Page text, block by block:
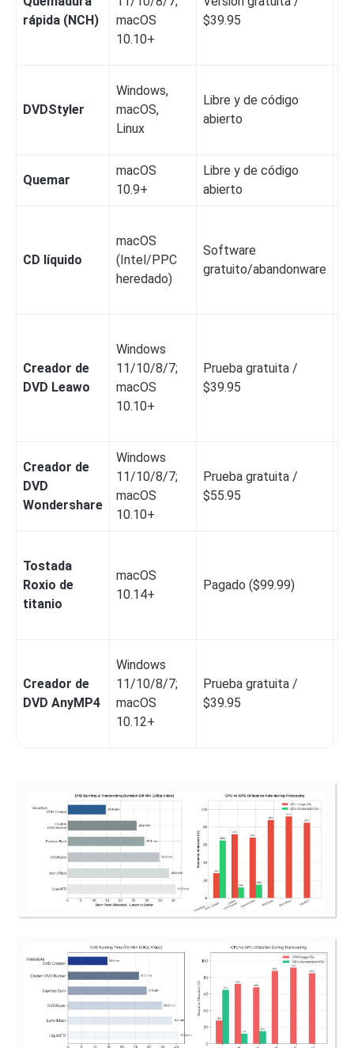
rápida (NCH)
macOS
10.10+
$39.95
DVDStyler
Windows,
macOS,
Linux
Libre y de código
abierto
Quemar
macOS
10.9+
Libre y de código
abierto
CD líquido
macOS
(Intel/PPC
heredado)
Software
gratuito/abandonware
Creador de
DVD Leawo
Windows
11/10/8/7;
macOS
10.10+
Prueba gratuita /
$39.95
Creador de
DVD
Wondershare
Windows
11/10/8/7;
macOS
10.10+
Prueba gratuita /
$55.95
Tostada
Roxio de
titanio
macOS
10.14+
Pagado ($99.99)
Creador de
DVD AnyMP4
Windows
11/10/8/7;
macOS
10.12+
Prueba gratuita /
$39.95